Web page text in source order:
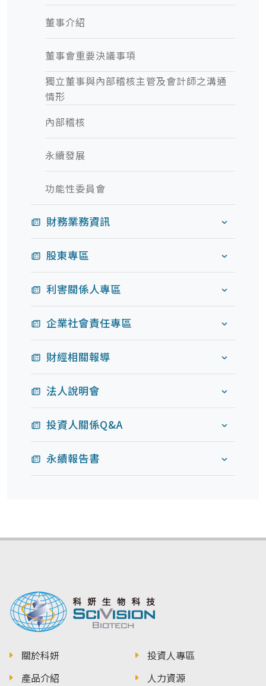
董事介紹
董事會重要決議事項
獨立董事與內部稽核主管及會計師之溝通
情形
內部稽核
永續發展
功能性委員會
財務業務資訊
股東專區
利害關係人專區
企業社會責任專區
財經相關報導
法人說明會
投資人關係Q&A
永續報告書
關於科妍
產品介紹
投資人專區
人力資源